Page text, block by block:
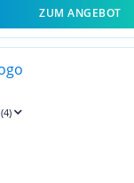
ZUM ANGEBOT
(4)